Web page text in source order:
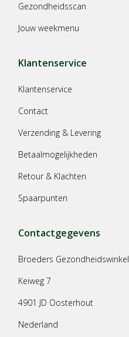
Gezondheidsscan
Jouw weekmenu
Klantenservice
Klantenservice
Contact
Verzending & Levering
Betaalmogelijkheden
Retour & Klachten
Spaarpunten
Contactgegevens
Broeders Gezondheidswinkel
Keiweg 7
4901 JD Oosterhout
Nederland